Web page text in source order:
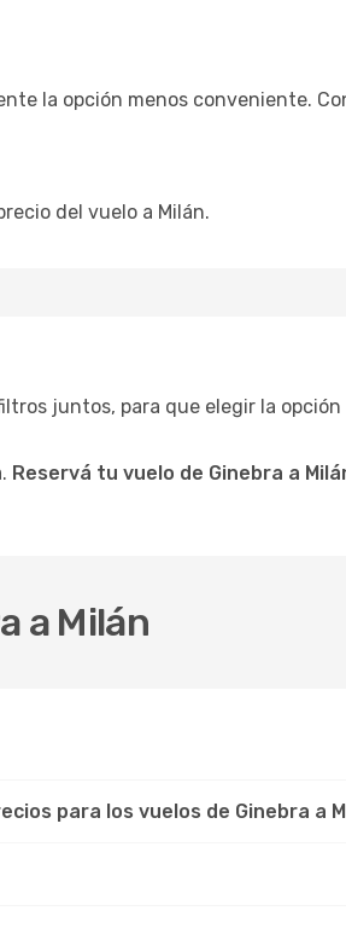
la opción menos conveniente.
del vuelo a Milán.
juntos, para que elegir la
Reservá tu vuelo de Ginebra a
a Milán
para los vuelos de Ginebra a